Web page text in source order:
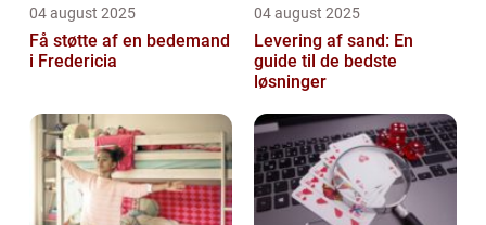
04 august 2025
Få støtte af en bedemand
i Fredericia
04 august 2025
Levering af sand: En
guide til de bedste
løsninger